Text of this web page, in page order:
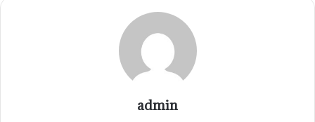
admin